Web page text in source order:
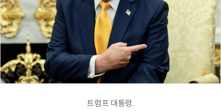
트럼프 대통령.